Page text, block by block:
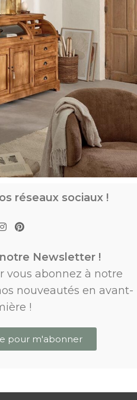
réseaux sociaux !
Newsletter !
vous abonnez à notre
nouveautés en avant-
!
pour m'abonner